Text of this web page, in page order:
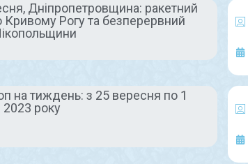
Дніпропетровщина: ракетний
Кривому Рогу та безперервний
на тиждень: з 25 вересня по 1
рокуплідної праці на